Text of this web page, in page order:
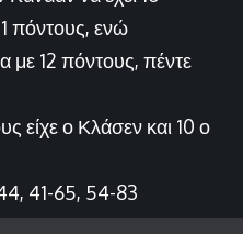
πόντους, ενώ
με 12 πόντους, πέντε
είχε ο Κλάσεν και 10 ο
41-65, 54-83